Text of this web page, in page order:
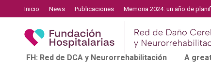
Inicio News Publicaciones Memoria 2024: un año de
FH: Red de DCA y Neurorrehabilitación A